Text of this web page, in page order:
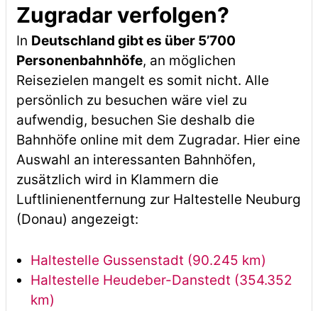
Zugradar verfolgen?
In Deutschland gibt es über 5’700
Personenbahnhöfe, an möglichen
Reisezielen mangelt es somit nicht. Alle
persönlich zu besuchen wäre viel zu
aufwendig, besuchen Sie deshalb die
Bahnhöfe online mit dem Zugradar. Hier eine
Auswahl an interessanten Bahnhöfen,
zusätzlich wird in Klammern die
Luftlinienentfernung zur Haltestelle Neuburg
(Donau) angezeigt:
Haltestelle Gussenstadt (90.245 km)
Haltestelle Heudeber-Danstedt (354.352
km)